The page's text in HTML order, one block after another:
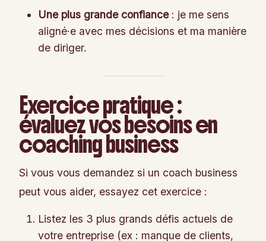
Une plus grande confiance: je me sens
aligné·e avec mes décisions et ma manière
de diriger.
Exercice pratique :
évaluez vos besoins en
coaching business
Si vous vous demandez si un coach business
peut vous aider, essayez cet exercice :
Listez les 3 plus grands défis actuels de
votre entreprise (ex : manque de clients,